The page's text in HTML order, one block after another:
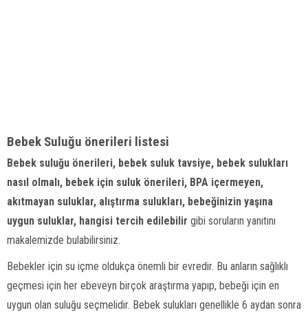
Bebek Suluğu önerileri listesi
Bebek suluğu önerileri, bebek suluk tavsiye, bebek sulukları
nasıl olmalı, bebek için suluk önerileri, BPA içermeyen,
akıtmayan suluklar, alıştırma sulukları, bebeğinizin yaşına
uygun suluklar, hangisi tercih edilebilir gibi soruların yanıtını
makalemizde bulabilirsiniz.
Bebekler için su içme oldukça önemli bir evredir. Bu anların sağlıklı
geçmesi için her ebeveyn birçok araştırma yapıp, bebeği için en
uygun olan suluğu seçmelidir. Bebek sulukları genellikle 6 aydan sonra